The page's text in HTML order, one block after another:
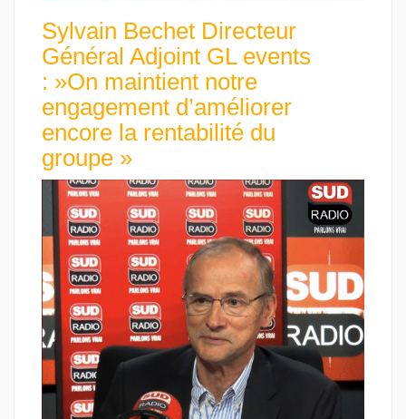
Sylvain Bechet Directeur
Général Adjoint GL events
: »On maintient notre
engagement d’améliorer
encore la rentabilité du
groupe »